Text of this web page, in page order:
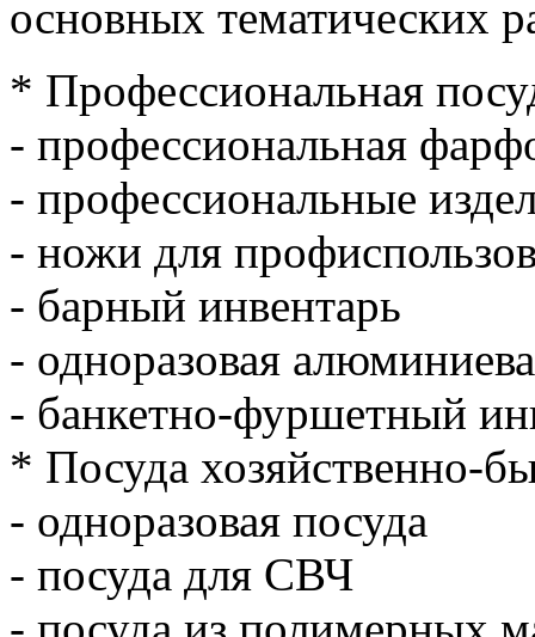
основных тематических
* Профессиональная
- профессиональная
- профессиональные
- ножи для
- барный инвентарь
- одноразовая
- банкетно-фуршетный
* Посуда хозяйственно-
- одноразовая посуда
- посуда для СВЧ